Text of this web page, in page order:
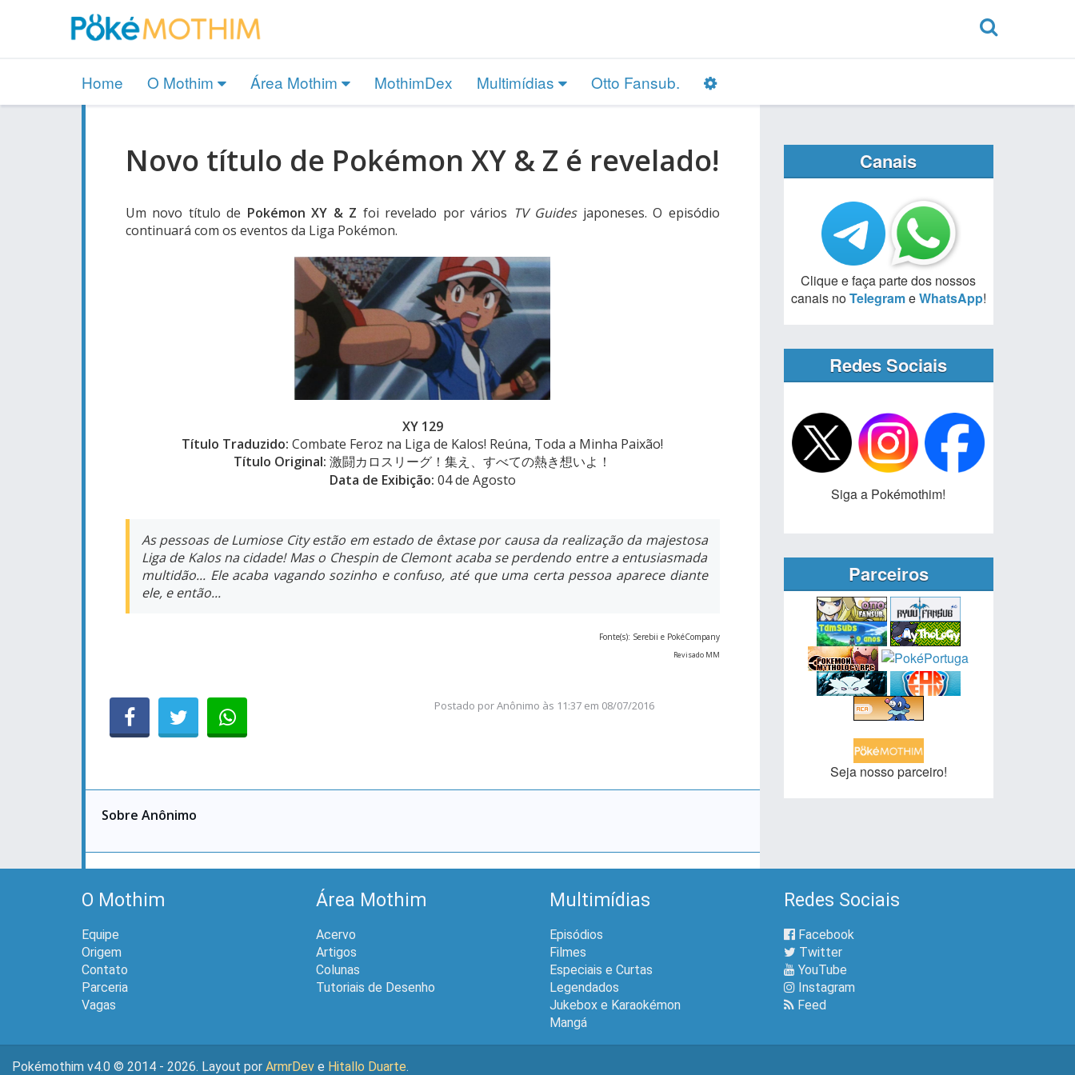
Home O Mothim Área Mothim MothimDex Multimídias Otto Fansub.
Novo título de Pokémon XY & Z é revelado!
Um novo título de Pokémon XY & Z foi revelado por vários TV Guidesjaponeses. O episódio
continuará com os eventos da Liga Pokémon.
XY 129
Título Traduzido:Combate Feroz na Liga de Kalos! Reúna, Toda a Minha Paixão!
Título Original:激闘カロスリーグ！集え、すべての熱き想いよ！
Data de Exibição: 04 de Agosto
As pessoas de Lumiose City estão em estado de êxtase por causa da realização da majestosa
Liga de Kalos na cidade! Mas o Chespin de Clemont acaba se perdendo entre a entusiasmada
multidão... Ele acaba vagando sozinho e confuso, até que uma certa pessoa aparece diante
ele, e então...
Fonte(s): Serebii e PokéCompany
Revisado MM
Postado porAnônimo às 11:37 em 08/07/2016
Sobre Anônimo
Canais
Clique e faça parte dos nossos
canais noTelegrameWhatsApp!
Redes Sociais
Siga a Pokémothim!
Parceiros
Seja nosso parceiro!
O Mothim
Equipe
Origem
Contato
Parceria
Vagas
Área Mothim
Acervo
Artigos
Colunas
Tutoriais de Desenho
Multimídias
Episódios
Filmes
Especiais e Curtas
Legendados
Jukebox e Karaokémon
Mangá
Redes Sociais
Facebook
Twitter
YouTube
Instagram
Feed
Pokémothim v4.0 © 2014 - 2026. Layout por ArmrDev e Hitallo Duarte.